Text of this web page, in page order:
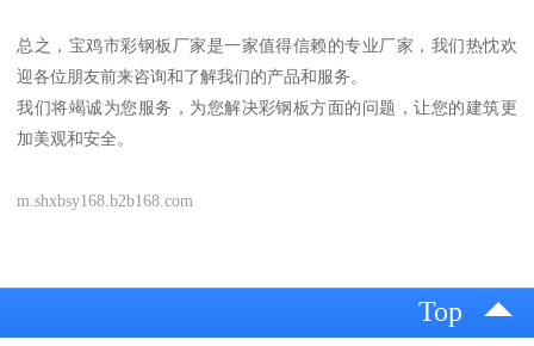
总之，宝鸡市彩钢板厂家是一家值得信赖的专业厂家，我们热忱欢
迎各位朋友前来咨询和了解我们的产品和服务。
我们将竭诚为您服务，为您解决彩钢板方面的问题，让您的建筑更
加美观和安全。
m.shxbsy168.b2b168.com
Top